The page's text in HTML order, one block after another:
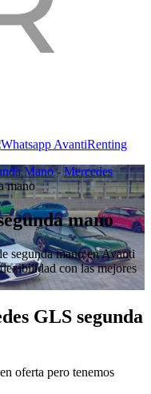
Mano-Mercedes
mano
mano
segunda mano en Avanti
con las mejores
GLS segunda
oferta pero tenemos